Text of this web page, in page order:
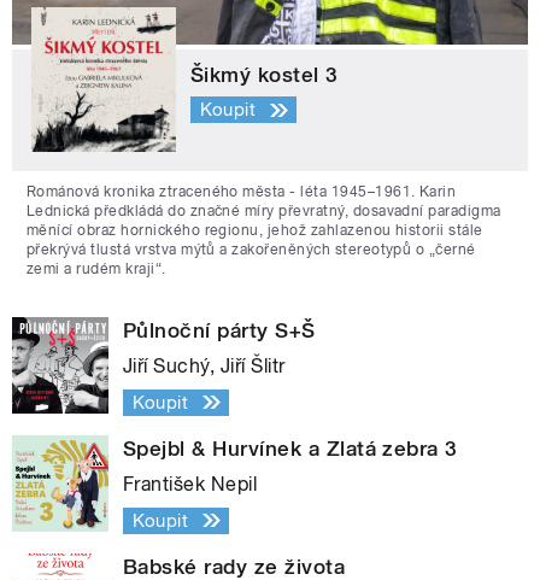
Šikmý kostel 3
Koupit
Románová kronika ztraceného města - léta 1945–1961. Karin
Lednická předkládá do značné míry převratný, dosavadní paradigma
měnící obraz hornického regionu, jehož zahlazenou historii stále
překrývá tlustá vrstva mýtů a zakořeněných stereotypů o „černé
zemi a rudém kraji“.
Půlnoční párty S+Š
Jiří Suchý, Jiří Šlitr
Koupit
Spejbl & Hurvínek a Zlatá zebra 3
František Nepil
Koupit
Babské rady ze života